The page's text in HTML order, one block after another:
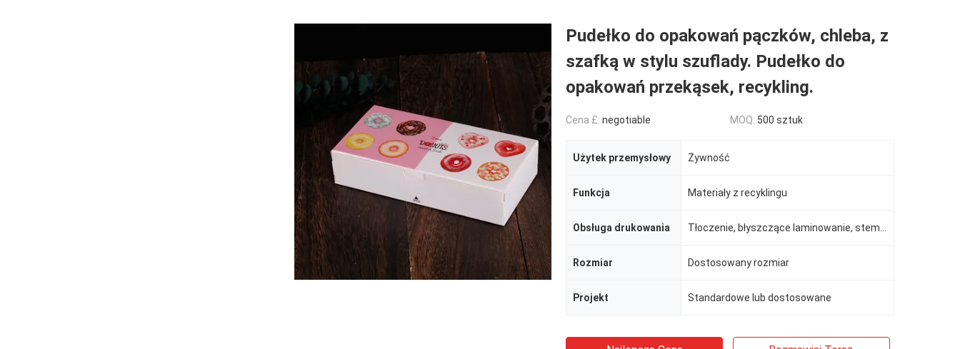
Pudełko do opakowań pączków, chleba, z
szafką w stylu szuflady. Pudełko do
opakowań przekąsek, recykling.
Cena £: negotiable MOQ: 500 sztuk
Użytek przemysłowy Żywność
Funkcja Materiały z recyklingu
Obsługa drukowania
Rozmiar Dostosowany rozmiar
Projekt Standardowe lub dostosowane